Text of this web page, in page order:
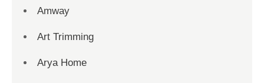
Amway
Art Trimming
Arya Home